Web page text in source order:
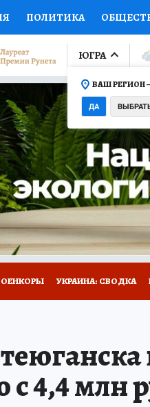
ПОЛИТИКА
КОЛУМНИСТЫ
ФИНАНСЫ ОТКРЫВАЕМ
СПОРТ ПРОМОКОДЫ
ТЕЛЕВИЗОР
НОВОЕ НА САЙТЕ
ЮГРА
ВАШ РЕГИОН
ДА
УКРАИНА: СВОДКА
4,4 млн